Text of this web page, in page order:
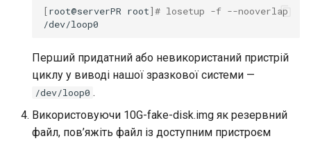
[root@serverPR root]# losetup -f --nooverlap
Перший придатний або невикористаний пристрій
циклу у виводі нашої зразкової системи —
/dev/loop0 .
Використовуючи 10G-fake-disk.img як резервний
файл, пов’яжіть файл із доступним пристроєм